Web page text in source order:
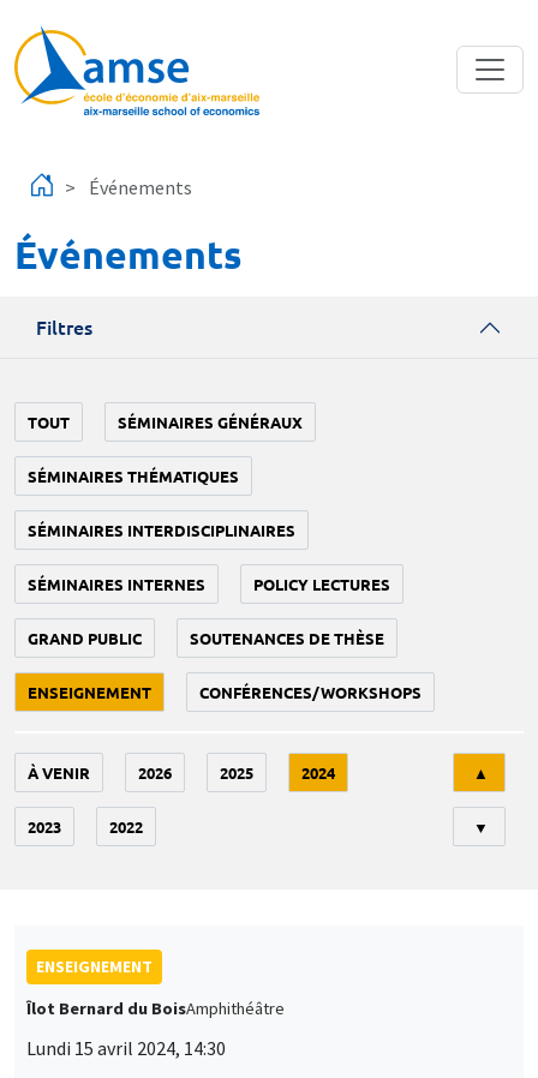
Événements
Événements
Filtres
TOUT SÉMINAIRES GÉNÉRAUX
SÉMINAIRES THÉMATIQUES
SÉMINAIRES INTERDISCIPLINAIRES
SÉMINAIRES INTERNES POLICY LECTURES
GRAND PUBLIC SOUTENANCES DE THÈSE
ENSEIGNEMENT CONFÉRENCES/WORKSHOPS
À VENIR 2026 2025 2024
2023 2022
▲
▼
ENSEIGNEMENT
Îlot Bernard du BoisAmphithéâtre
Lundi 15 avril 2024, 14:30